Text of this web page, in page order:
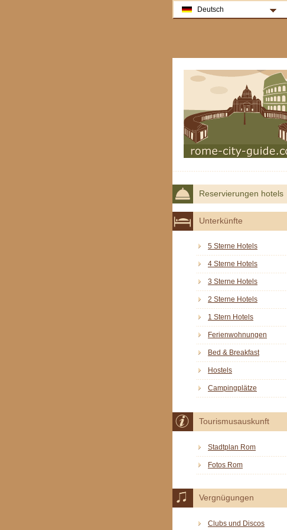
Reservierungen hotels
Unterkünfte
5 Sterne Hotels
4 Sterne Hotels
3 Sterne Hotels
2 Sterne Hotels
1 Stern Hotels
Ferienwohnungen
Bed & Breakfast
Hostels
Campingplätze
Tourismusauskunft
Stadtplan Rom
Fotos Rom
Vergnügungen
Clubs und Discos
Deutsch